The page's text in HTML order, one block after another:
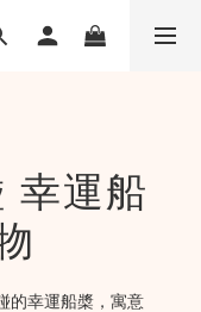
幸運船
的幸運船槳，寓意